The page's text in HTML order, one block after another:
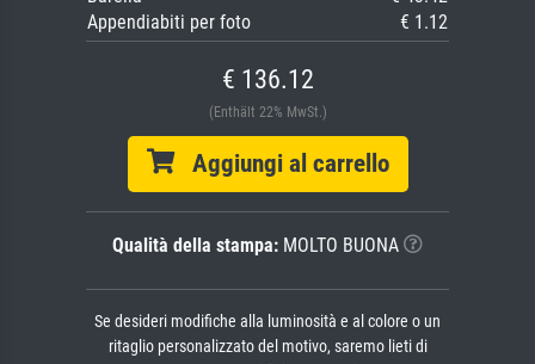
Appendiabiti per foto
€ 1.12
€ 136.12
(Enthält 22% MwSt.)
Aggiungi al carrello
Qualità della stampa: MOLTO BUONA
Se desideri modifiche alla luminosità e al colore o un
ritaglio personalizzato del motivo, saremo lieti di